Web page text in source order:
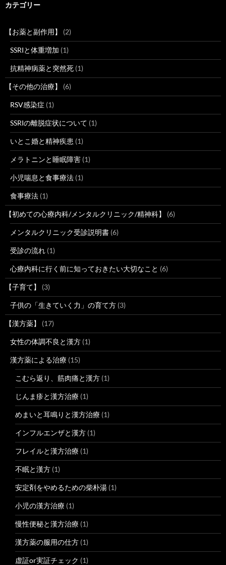
カテゴリー
【お薬と副作用】 (2)
SSRIと体重増加 (1)
抗精神病薬と突然死 (1)
【その他の治療】 (6)
RSV感染症 (1)
SSRIの離脱症状について (1)
いとこ婚と精神疾患 (1)
メラトニンと睡眠障害 (1)
小児喘息と食事療法 (1)
食事療法 (1)
【初めての心療内科/メンタルクリニック/精神科】 (6)
メンタルクリニック受診説明書 (6)
受診の流れ (1)
心療内科に行く前に知っておきたい大切なこと (6)
【子育て】 (3)
子供の「生きていく力」の育て方 (3)
【漢方薬】 (17)
女性の体調不良と漢方 (1)
漢方薬による治療 (15)
こむら返り、筋肉痛と漢方 (1)
じんま疹と漢方治療 (1)
めまいと耳鳴りと漢方治療 (1)
インフルエンザと漢方 (1)
フレイルと漢方治療 (1)
不眠と漢方 (1)
安定剤をやめるための柴朴湯 (1)
小児の漢方治療 (1)
慢性便秘と漢方治療 (1)
漢方薬の服用の仕方 (1)
虚証or実証チェック (1)